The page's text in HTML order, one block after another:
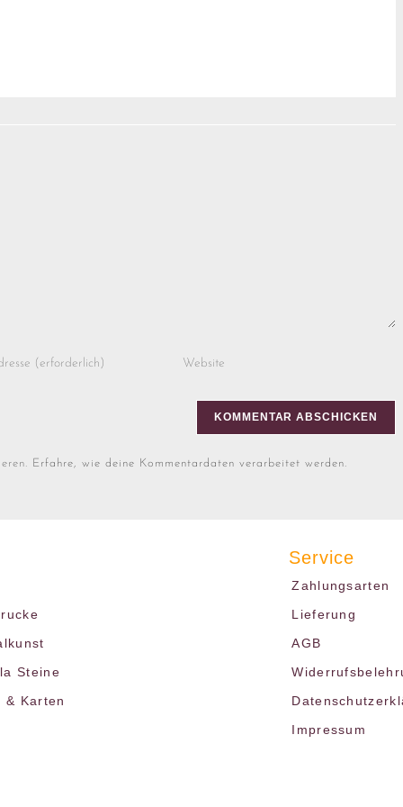
Erfahre, wie deine Kommentardaten verarbeitet werden.
Steine
& Karten
Service
Zahlungsarten
Lieferung
AGB
Impressum